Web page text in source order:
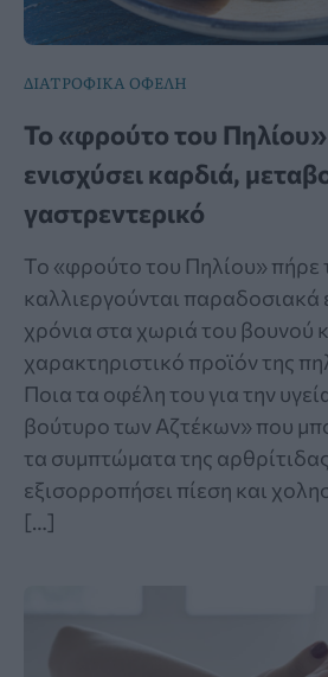
ΔΙΑΤΡΟΦΙΚΑ ΟΦΕΛΗ
Το «φρούτο του
ενισχύσει καρδιά,
γαστρεντερικό
Το «φρούτο του Πηλίου» πήρε
καλλιεργούνται παραδοσιακά
χρόνια στα χωριά του βουνού
χαρακτηριστικό προϊόν της
Ποια τα οφέλη του για την
βούτυρο των Αζτέκων» που
τα συμπτώματα της
εξισορροπήσει πίεση και
[…]